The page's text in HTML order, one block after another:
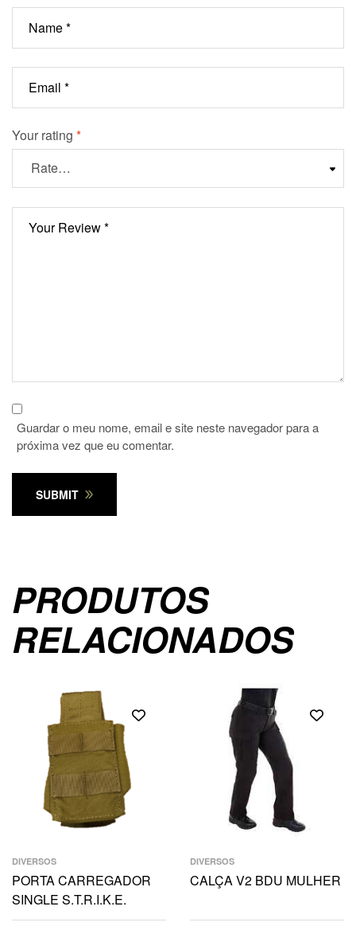
Your rating *
Guardar o meu nome, email e site neste navegador para a
próxima vez que eu comentar.
SUBMIT
PRODUTOS
RELACIONADOS
DIVERSOS
PORTA CARREGADOR
SINGLE S.T.R.I.K.E.
DIVERSOS
CALÇA V2 BDU MULHER